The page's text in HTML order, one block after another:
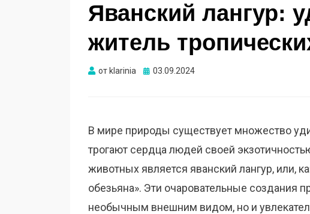
Яванский лангур:
житель
от klarinia Опубликовано
03.09.2024
В мире природы существует множество
трогают сердца людей своей
животных является яванский лангур, или,
обезьяна». Эти очаровательные создания
необычным внешним видом, но и